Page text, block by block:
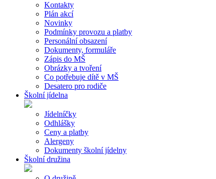
Kontakty
Plán akcí
Novinky
Podmínky provozu a platby
Personální obsazení
Dokumenty, formuláře
Zápis do MŠ
Obrázky a tvoření
Co potřebuje dítě v MŠ
Desatero pro rodiče
Školní jídelna
Jídelníčky
Odhlášky
Ceny a platby
Alergeny
Dokumenty školní jídelny
Školní družina